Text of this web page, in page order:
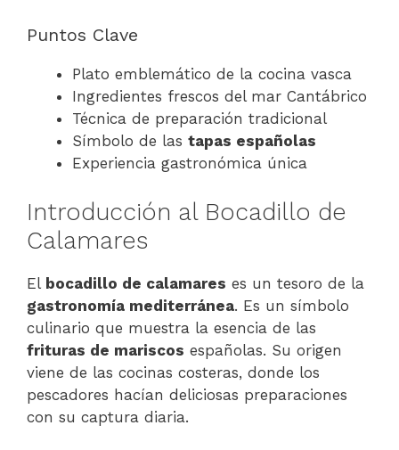
Puntos Clave
Plato emblemático de la cocina vasca
Ingredientes frescos del mar Cantábrico
Técnica de preparación tradicional
Símbolo de las tapas españolas
Experiencia gastronómica única
Introducción al Bocadillo de
Calamares
El bocadillo de calamares es un tesoro de la
gastronomía mediterránea. Es un símbolo
culinario que muestra la esencia de las
frituras de mariscos españolas. Su origen
viene de las cocinas costeras, donde los
pescadores hacían deliciosas preparaciones
con su captura diaria.